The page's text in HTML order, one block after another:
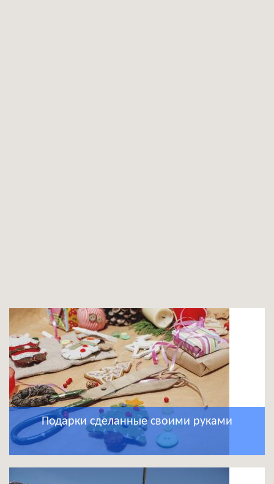
Подарки сделанные своими руками